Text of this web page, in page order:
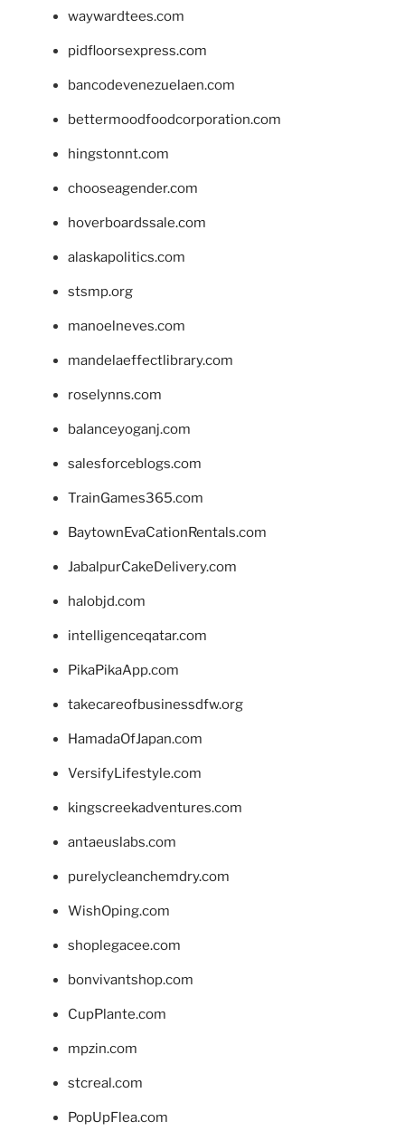
waywardtees.com
pidfloorsexpress.com
bancodevenezuelaen.com
bettermoodfoodcorporation.com
hingstonnt.com
chooseagender.com
hoverboardssale.com
alaskapolitics.com
stsmp.org
manoelneves.com
mandelaeffectlibrary.com
roselynns.com
balanceyoganj.com
salesforceblogs.com
TrainGames365.com
BaytownEvaCationRentals.com
JabalpurCakeDelivery.com
halobjd.com
intelligenceqatar.com
PikaPikaApp.com
takecareofbusinessdfw.org
HamadaOfJapan.com
VersifyLifestyle.com
kingscreekadventures.com
antaeuslabs.com
purelycleanchemdry.com
WishOping.com
shoplegacee.com
bonvivantshop.com
CupPlante.com
mpzin.com
stcreal.com
PopUpFlea.com